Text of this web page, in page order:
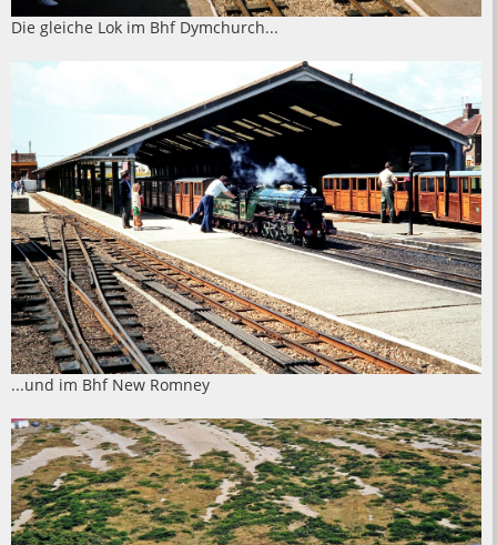
Die gleiche Lok im Bhf Dymchurch...
...und im Bhf New Romney